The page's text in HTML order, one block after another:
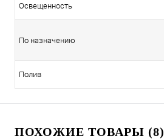
Освещенность
По назначению
Полив
ПОХОЖИЕ ТОВАРЫ (8)